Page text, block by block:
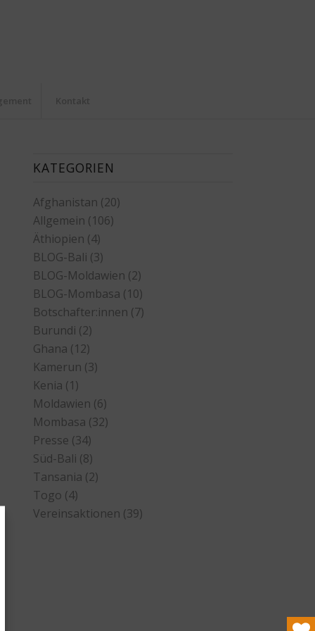
KATEGORIEN
Afghanistan (20)
Allgemein (106)
Äthiopien (4)
BLOG-Bali (3)
BLOG-Moldawien (2)
BLOG-Mombasa (10)
Botschafter:innen (7)
Burundi (2)
Ghana (12)
Kamerun (3)
Kenia (1)
Moldawien (6)
Mombasa (32)
Presse (34)
Süd-Bali (8)
Tansania (2)
Togo (4)
Vereinsaktionen (39)